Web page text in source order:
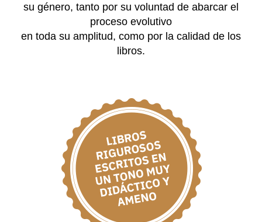
su género, tanto por su voluntad de abarcar el
proceso evolutivo
en toda su amplitud, como por la calidad de los
libros.